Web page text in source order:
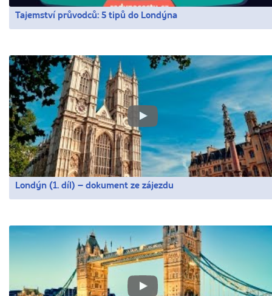
Tajemství průvodců: 5 tipů do Londýna
Londýn (1. díl) – dokument ze zájezdu